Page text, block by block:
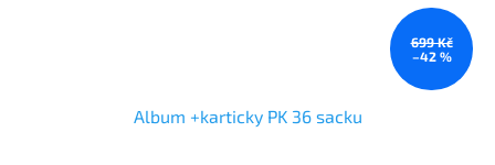
699 Kč
–42 %
Album +karticky PK 36 sacku